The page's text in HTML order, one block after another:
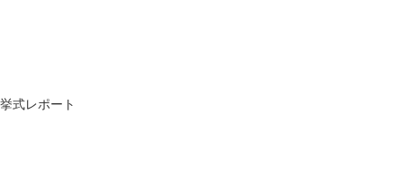
挙式レポート